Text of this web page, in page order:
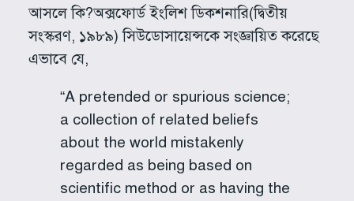
আসলে কি?অক্সফোর্ড ইংলিশ ডিকশনারি(দ্বিতীয়
সংস্করণ, ১৯৮৯) সিউডোসায়েন্সকে সংজ্ঞায়িত করেছে
এভাবে যে,
“A pretended or spurious science;
a collection of related beliefs
about the world mistakenly
regarded as being based on
scientific method or as having the